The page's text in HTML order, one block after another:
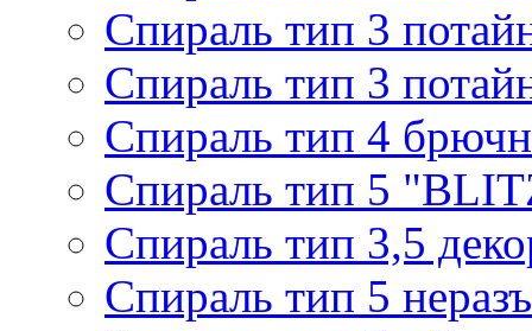
Спираль тип 3
Спираль тип 3
Спираль тип 4
Спираль тип 5
Спираль тип 3,5
Спираль тип 5